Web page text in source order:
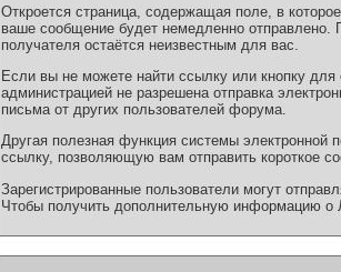
Откроется страница, содержащая поле, в
ваше сообщение будет немедленно отправлено.
получателя остаётся неизвестным для вас.
Если вы не можете найти ссылку или кнопку для
администрацией не разрешена отправка
письма от других пользователей форума.
Другая полезная функция системы электронной
ссылку, позволяющую вам отправить короткое
Зарегистрированные пользователи могут
Чтобы получить дополнительную информацию о